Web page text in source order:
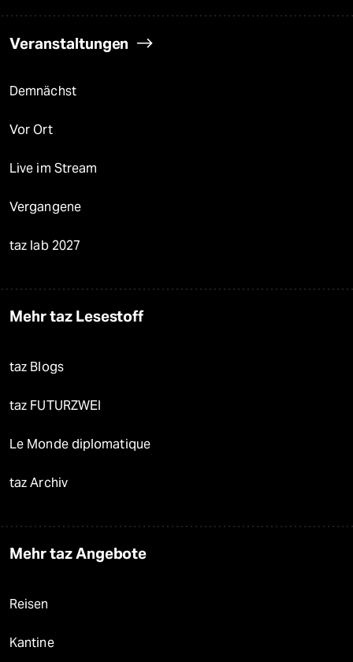
Veranstaltungen
Demnächst
Vor Ort
Live im Stream
Vergangene
taz lab 2027
Mehr taz Lesestoff
taz Blogs
taz FUTURZWEI
Le Monde diplomatique
taz Archiv
Mehr taz Angebote
Reisen
Kantine